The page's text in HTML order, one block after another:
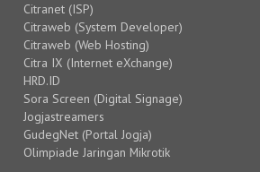
Citranet (ISP)
Citraweb (System Developer)
Citraweb (Web Hosting)
Citra IX (Internet eXchange)
HRD.ID
Sora Screen (Digital Signage)
Jogjastreamers
GudegNet (Portal Jogja)
Olimpiade Jaringan Mikrotik